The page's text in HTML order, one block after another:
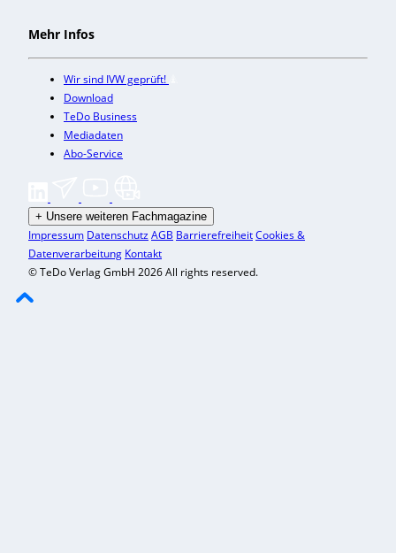
Mehr Infos
Wir sind IVW geprüft!
Download
TeDo Business
Mediadaten
Abo-Service
+ Unsere weiteren Fachmagazine
Impressum DatenschutzAGB BarrierefreiheitCookies &
Datenverarbeitung Kontakt
© TeDo Verlag GmbH 2026 All rights reserved.